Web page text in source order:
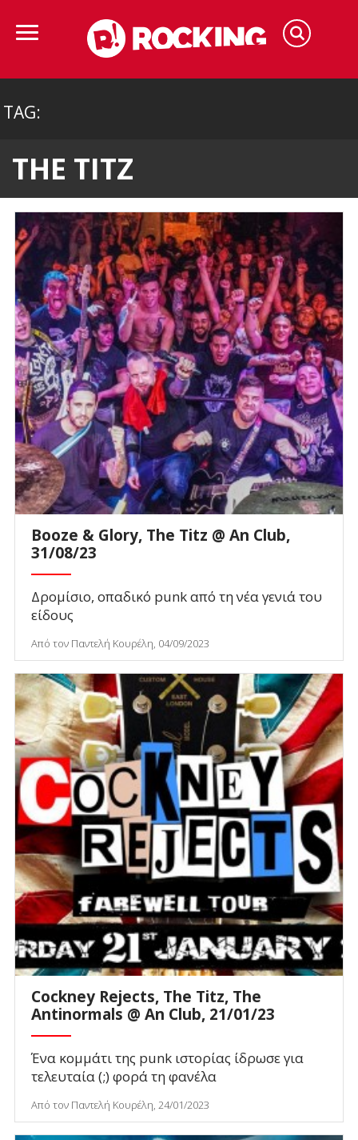
TAG:
THE TITZ
Booze & Glory, The Titz @ An Club,
31/08/23
Δρομίσιο, οπαδικό punk από τη νέα γενιά του
είδους
Από τον Παντελή Κουρέλη, 04/09/2023
Cockney Rejects, The Titz, The
Antinormals @ An Club, 21/01/23
Ένα κομμάτι της punk ιστορίας ίδρωσε για
τελευταία (;) φορά τη φανέλα
Από τον Παντελή Κουρέλη, 24/01/2023